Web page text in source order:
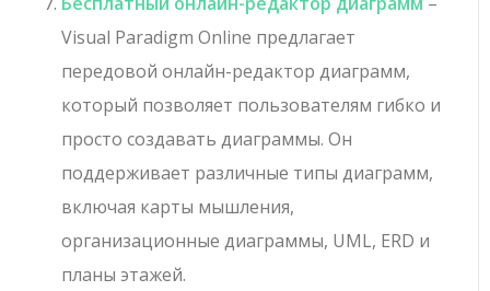
Visual Paradigm Online предлагает
передовой онлайн-редактор диаграмм,
который позволяет пользователям гибко и
просто создавать диаграммы. Он
поддерживает различные типы диаграмм,
включая карты мышления,
организационные диаграммы, UML, ERD и
планы этажей.